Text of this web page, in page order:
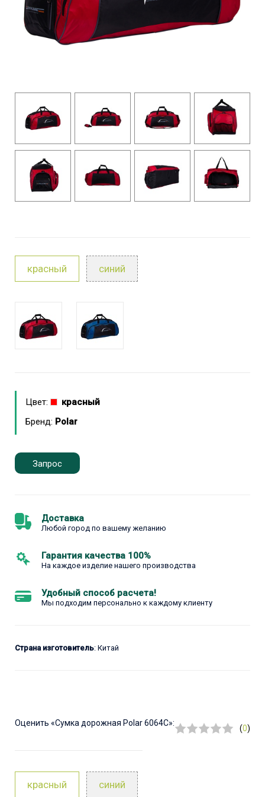
красный синий
Цвет:
красный
Бренд: Polar
Запрос
Доставка
Любой город по вашему желанию
Гарантия качества 100%
На каждое изделие нашего производства
Удобный способ расчета!
Мы подходим персонально к каждому клиенту
Страна изготовитель: Китай
Оценить «Сумка дорожная Polar 6064С»:
(0)
красный синий